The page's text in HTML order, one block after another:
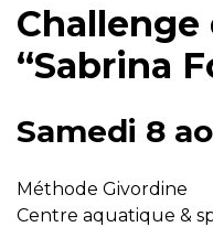
Challenge
“Sabrina
Samedi 8
Méthode Givordine
Centre aquatique &